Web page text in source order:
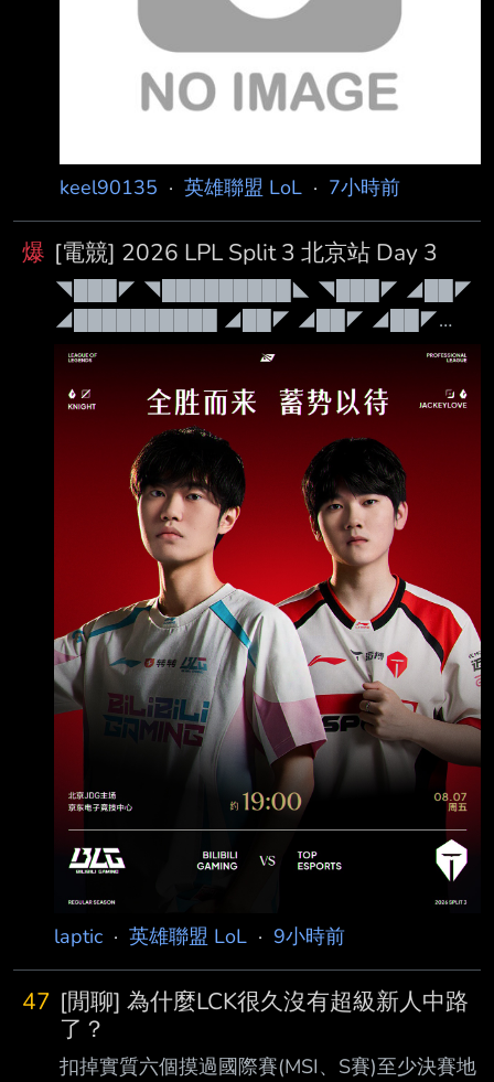
keel90135 · 英雄聯盟 LoL · 7小時前
爆 [電競] 2026 LPL Split 3 北京站 Day 3
◥███◤ ◥█████████◣ ◥███◤ ◢██◤
◢██████████ ◢██◤ ◢██◤ ◢██◤
◢██◤ ◢██◤ ◢██◤ ◢██◤ ◢██◤
◢██◤ ◢██◤◥██████◤ ◢██◤ ◢██◤
◢██◤ ◢██◤ ◢████████◤ ◢██◤
◢████████◤ ◢████████◤ ◢██◤
◢████████◤ Patch 26.15 禁茂凱 無畏競巔
峰 第三站：北京・英特爾電競中心 本日賽程：
15:00 登峰 JD
laptic · 英雄聯盟 LoL · 9小時前
47 [閒聊] 為什麼LCK很久沒有超級新人中路
了？
扣掉實質六個摸過國際賽(MSI、S賽)至少決賽地